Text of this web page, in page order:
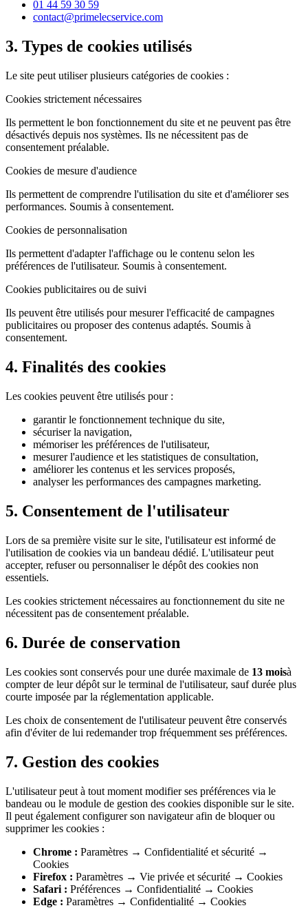
01 44 59 30 59
contact@primelecservice.com
3. Types de cookies utilisés
Le site peut utiliser plusieurs catégories de cookies :
Cookies strictement nécessaires
Ils permettent le bon fonctionnement du site et ne peuvent pas être
désactivés depuis nos systèmes. Ils ne nécessitent pas de
consentement préalable.
Cookies de mesure d'audience
Ils permettent de comprendre l'utilisation du site et d'améliorer ses
performances. Soumis à consentement.
Cookies de personnalisation
Ils permettent d'adapter l'affichage ou le contenu selon les
préférences de l'utilisateur. Soumis à consentement.
Cookies publicitaires ou de suivi
Ils peuvent être utilisés pour mesurer l'efficacité de campagnes
publicitaires ou proposer des contenus adaptés. Soumis à
consentement.
4. Finalités des cookies
Les cookies peuvent être utilisés pour :
garantir le fonctionnement technique du site,
sécuriser la navigation,
mémoriser les préférences de l'utilisateur,
mesurer l'audience et les statistiques de consultation,
améliorer les contenus et les services proposés,
analyser les performances des campagnes marketing.
5. Consentement de l'utilisateur
Lors de sa première visite sur le site, l'utilisateur est informé de
l'utilisation de cookies via un bandeau dédié. L'utilisateur peut
accepter, refuser ou personnaliser le dépôt des cookies non
essentiels.
Les cookies strictement nécessaires au fonctionnement du site ne
nécessitent pas de consentement préalable.
6. Durée de conservation
Les cookies sont conservés pour une durée maximale de 13 moisà
compter de leur dépôt sur le terminal de l'utilisateur, sauf durée plus
courte imposée par la réglementation applicable.
Les choix de consentement de l'utilisateur peuvent être conservés
afin d'éviter de lui redemander trop fréquemment ses préférences.
7. Gestion des cookies
L'utilisateur peut à tout moment modifier ses préférences via le
bandeau ou le module de gestion des cookies disponible sur le site.
Il peut également configurer son navigateur afin de bloquer ou
supprimer les cookies :
Chrome : Paramètres → Confidentialité et sécurité →
Cookies
Firefox : Paramètres → Vie privée et sécurité → Cookies
Safari : Préférences → Confidentialité → Cookies
Edge : Paramètres → Confidentialité → Cookies